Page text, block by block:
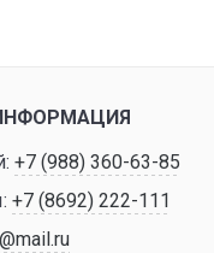
+7 (988) 360-63-85
+7 (8692) 222-111